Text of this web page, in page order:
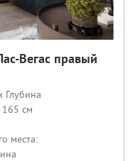
Вегас правый
см
места: